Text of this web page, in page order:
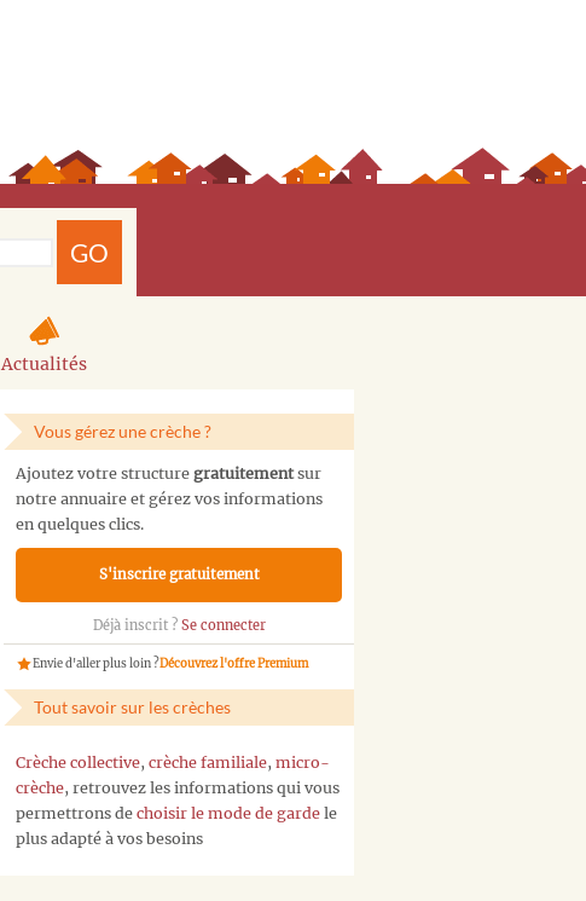
GO
Actualités
Vous gérez une crèche ?
Ajoutez votre structure gratuitementsur
notre annuaire et gérez vos informations
en quelques clics.
S'inscrire gratuitement
Déjà inscrit ? Se connecter
Envie d'aller plus loin ?Découvrez l'offre Premium
Tout savoir sur les crèches
Crèche collective, crèche familiale, micro-
crèche, retrouvez les informations qui vous
permettrons de choisir le mode de garde le
plus adapté à vos besoins